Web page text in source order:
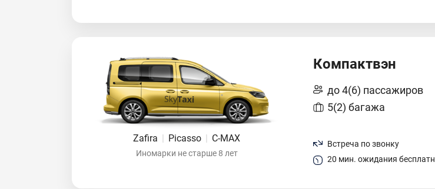
Zafira | Picasso | C-MAX
Иномарки не старше 8 лет
Компактвэн
до 4(6) пассажиров
5(2) багажа
Встреча по звонку
20 мин. ожидания